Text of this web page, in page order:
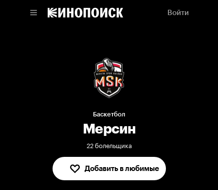
Войти
Баскетбол
Мерсин
22 болельщика
Добавить в любимые
В любимых